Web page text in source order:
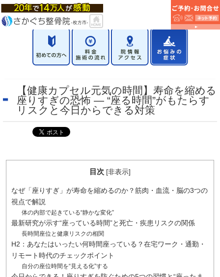
【健康カプセル元気の時間】寿命を縮める
座りすぎの恐怖 ― “座る時間”がもたらす
リスクと今日からできる対策
目次 [非表示]
なぜ「座りすぎ」が寿命を縮めるのか？筋肉・血流・脳の3つの
視点で解説
体の内部で起きている“静かな変化”
最新研究が示す“座っている時間”と死亡・疾患リスクの関係
長時間座位と健康リスクの相関
H2：あなたはいったい何時間座っている？在宅ワーク・通勤・
リモート時代のチェックポイント
自分の座位時間を“見える化”する